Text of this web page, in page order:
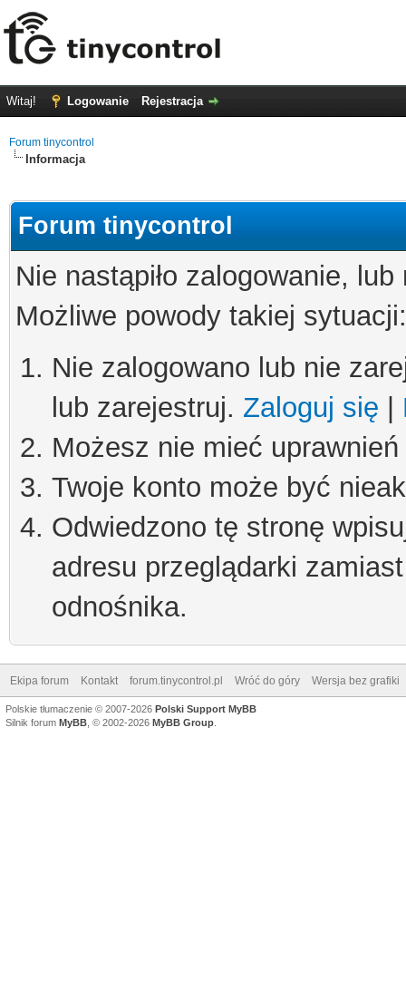
Witaj! Logowanie Rejestracja
Forum tinycontrol
Informacja
Forum tinycontrol
Nie nastąpiło zalogowanie,
Możliwe powody takiej sytuacji:
Nie zalogowano lub nie
lub zarejestruj. Zaloguj się
Możesz nie mieć
Twoje konto może być
Odwiedzono tę stronę
adresu przeglądarki
odnośnika.
Ekipa forum Kontakt forum.tinycontrol.pl Wróć do góry Wersja bez grafiki
Polskie tłumaczenie © 2007-2026 Polski Support MyBB
Silnik forum MyBB , © 2002-2026 MyBB Group